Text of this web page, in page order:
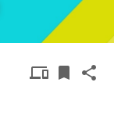
devices
DEVICES
bookmarks
TAGS
share